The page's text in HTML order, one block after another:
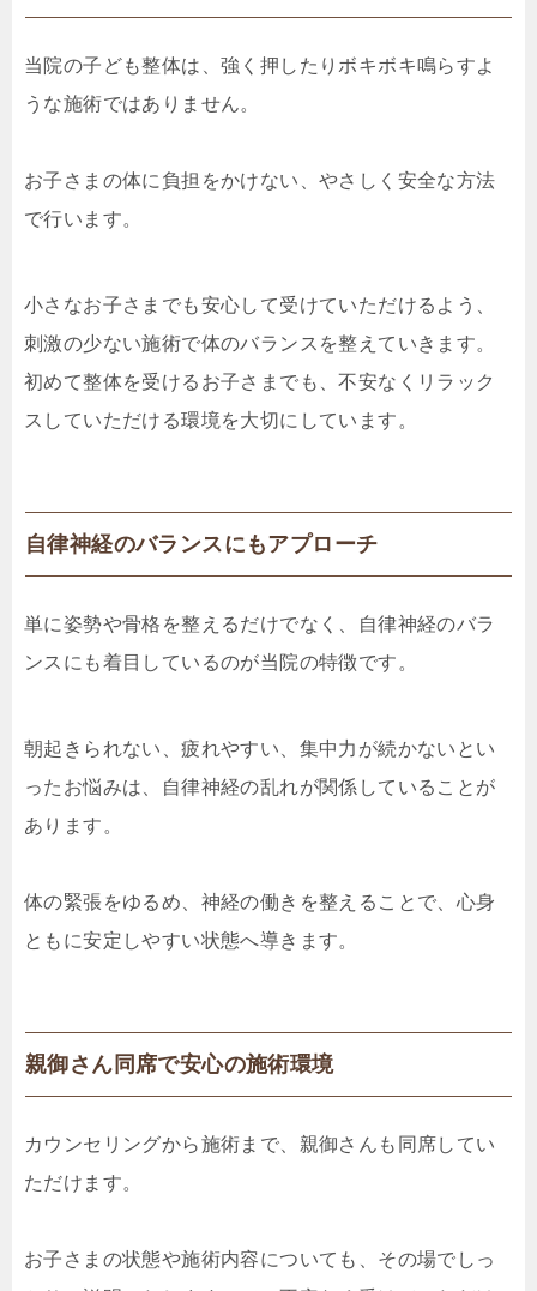
当院の子ども整体は、強く押したりボキボキ鳴らすよ
うな施術ではありません。
お子さまの体に負担をかけない、やさしく安全な方法
で行います。
小さなお子さまでも安心して受けていただけるよう、
刺激の少ない施術で体のバランスを整えていきます。
初めて整体を受けるお子さまでも、不安なくリラック
スしていただける環境を大切にしています。
自律神経のバランスにもアプローチ
単に姿勢や骨格を整えるだけでなく、自律神経のバラ
ンスにも着目しているのが当院の特徴です。
朝起きられない、疲れやすい、集中力が続かないとい
ったお悩みは、自律神経の乱れが関係していることが
あります。
体の緊張をゆるめ、神経の働きを整えることで、心身
ともに安定しやすい状態へ導きます。
親御さん同席で安心の施術環境
カウンセリングから施術まで、親御さんも同席してい
ただけます。
お子さまの状態や施術内容についても、その場でしっ